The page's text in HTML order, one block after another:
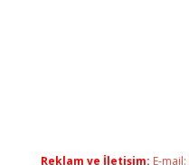
Reklam ve İletişim: E-mail: